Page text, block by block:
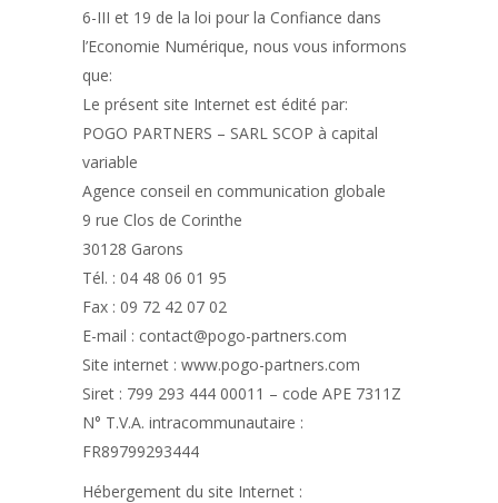
6-III et 19 de la loi pour la Confiance dans
l’Economie Numérique, nous vous informons
que:
Le présent site Internet est édité par:
POGO PARTNERS – SARL SCOP à capital
variable
Agence conseil en communication globale
9 rue Clos de Corinthe
30128 Garons
Tél. : 04 48 06 01 95
Fax : 09 72 42 07 02
E-mail : contact@pogo-partners.com
Site internet : www.pogo-partners.com
Siret : 799 293 444 00011 – code APE 7311Z
N° T.V.A. intracommunautaire :
FR89799293444
Hébergement du site Internet :